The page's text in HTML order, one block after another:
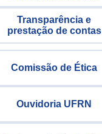
Transparência e
prestação de contas
Comissão de Ética
Ouvidoria UFRN